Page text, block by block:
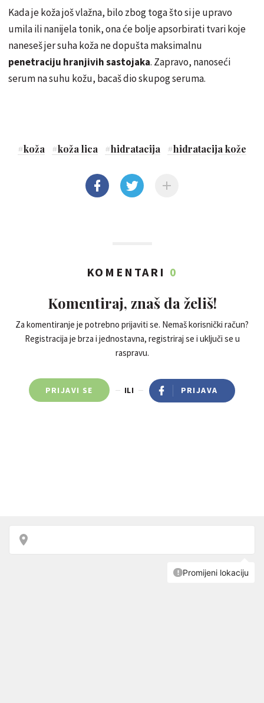
Kada je koža još vlažna, bilo zbog toga što si je upravo
umila ili nanijela tonik, ona će bolje apsorbirati tvari koje
naneseš jer suha koža ne dopušta maksimalnu
penetraciju hranjivih sastojaka. Zapravo, nanoseći
serum na suhu kožu, bacaš dio skupog seruma.
#koža #koža lica #hidratacija #hidratacija kože
KOMENTARI 0
Komentiraj, znaš da želiš!
Za komentiranje je potrebno prijaviti se. Nemaš korisnički račun?
Registracija je brza i jednostavna, registriraj se i uključi se u
raspravu.
PRIJAVI SE ILI PRIJAVA